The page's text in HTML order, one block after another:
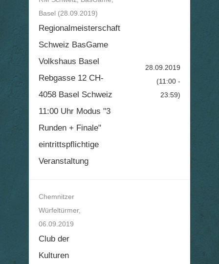
Basel (28.09.2019)
Regionalmeisterschaft
Schweiz BasGame
Volkshaus Basel
Rebgasse 12 CH-
4058 Basel Schweiz
11:00 Uhr Modus "3
Runden + Finale"
eintrittspflichtige
Veranstaltung
28.09.2019
(11:00 -
23:59)
Chemnitzer
Würfeltürmer,
06.09.2019
Club der
Kulturen